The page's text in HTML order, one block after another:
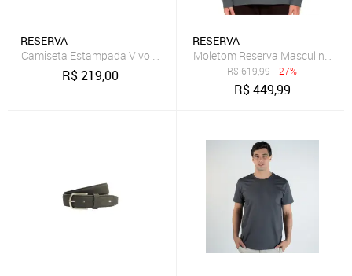
RESERVA
Camiseta Estampada Vivo Inter Reserva
R$219,00
RESERVA
Moletom Reserva Masculino
R$619,99 - 27%
R$449,99